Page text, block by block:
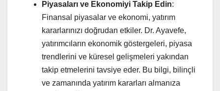
Piyasaları ve Ekonomiyi Takip Edin:
Finansal piyasalar ve ekonomi, yatırım
kararlarınızı doğrudan etkiler. Dr. Ayavefe,
yatırımcıların ekonomik göstergeleri, piyasa
trendlerini ve küresel gelişmeleri yakından
takip etmelerini tavsiye eder. Bu bilgi, bilinçli
ve zamanında yatırım kararları almanıza